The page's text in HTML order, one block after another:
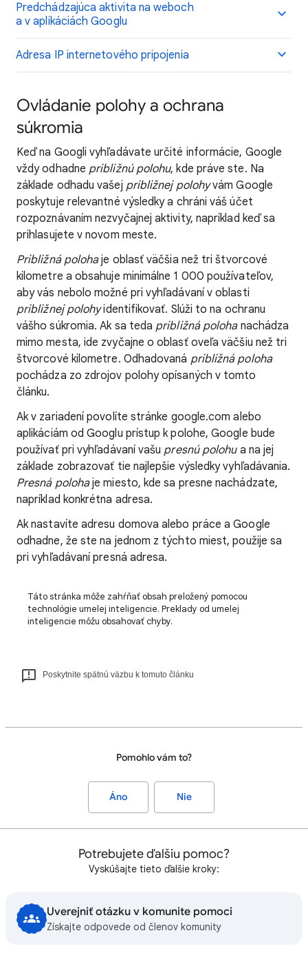
Predchádzajúca aktivita na weboch
a v aplikáciách Googlu
Adresa IP internetového pripojenia
Ovládanie polohy a ochrana
súkromia
Keď na Googli vyhľadávate určité informácie, Google
vždy odhadne približnú polohu, kde práve ste. Na
základe odhadu vašej približnej polohyvám Google
poskytuje relevantné výsledky a chráni váš účet
rozpoznávaním nezvyčajnej aktivity, napríklad keď sa
prihlasujete v novom meste.
Približná polohaje oblasť väčšia než tri štvorcové
kilometre a obsahuje minimálne 1 000 používateľov,
aby vás nebolo možné pri vyhľadávaní v oblasti
približnej polohyidentifikovať. Slúži to na ochranu
vášho súkromia. Ak sa teda približná polohanachádza
mimo mesta, ide zvyčajne o oblasť oveľa väčšiu než tri
štvorcové kilometre. Odhadovaná približná poloha
pochádza zo zdrojov polohy opísaných v tomto
článku.
Ak v zariadení povolíte stránke google.com alebo
aplikáciám od Googlu prístup k polohe, Google bude
používať pri vyhľadávaní vašu presnú polohua na jej
základe zobrazovať tie najlepšie výsledky vyhľadávania.
Presná polohaje miesto, kde sa presne nachádzate,
napríklad konkrétna adresa.
Ak nastavíte adresu domova alebo práce a Google
odhadne, že ste na jednom z týchto miest, použije sa
pri vyhľadávaní presná adresa.
Táto stránka môže zahŕňať obsah preložený pomocou
technológie umelej inteligencie. Preklady od umelej
inteligencie môžu obsahovať chyby.
Poskytnite spätnú väzbu k tomuto článku
Pomohlo vám to?
Áno Nie
Potrebujete ďalšiu pomoc?
Vyskúšajte tieto ďalšie kroky:
Uverejniť otázku v komunite pomoci
Získajte odpovede od členov komunity